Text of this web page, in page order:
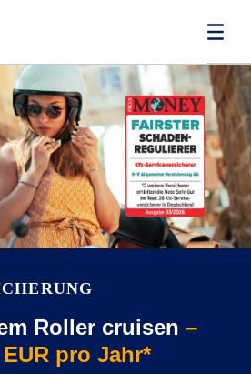
Roller cruisen –
pro Jahr*